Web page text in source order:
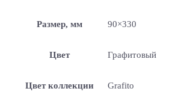
Размер, мм 90×330
Цвет Графитовый
Цвет коллекции Grafito